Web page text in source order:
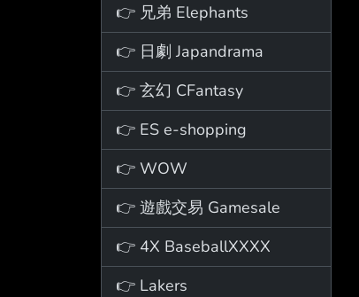
👉 兄弟 Elephants
👉 日劇 Japandrama
👉 玄幻 CFantasy
👉 ES e-shopping
👉 WOW
👉 遊戲交易 Gamesale
👉 4X BaseballXXXX
👉 Lakers